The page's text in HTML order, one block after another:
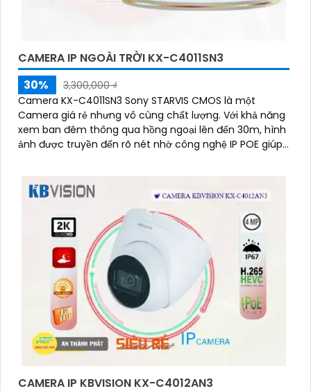
CAMERA IP NGOÀI TRỜI KX-C4011SN3
30%
3,300,000 ₫
Camera KX-C4011SN3 Sony STARVIS CMOS là một
Camera giá rẻ nhưng vô cùng chất lượng. Với khả năng
xem ban đêm thông qua hồng ngoại lên đến 30m, hình
ảnh được truyền đến rõ nét nhờ công nghệ IP POE giúp
CAMERA IP KBVISION KX-C4012AN3